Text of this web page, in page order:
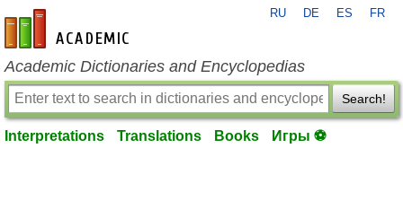
en-academic.com
RU DE ES FR
Academic Dictionaries and Encyclopedias
Search!
Interpretations Translations Books Игры ⚽